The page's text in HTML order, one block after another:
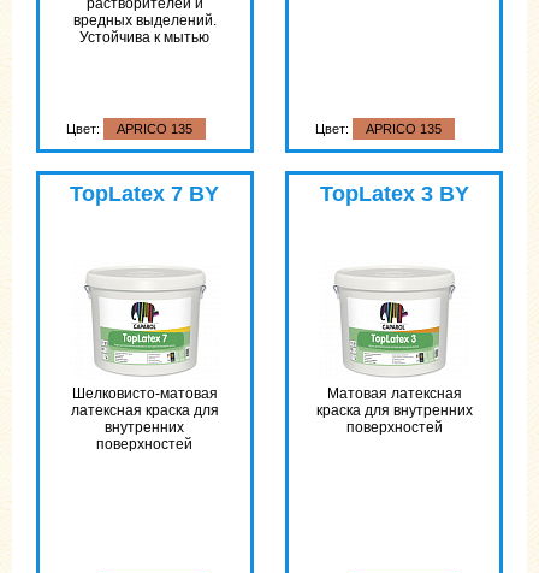
растворителей и
вредных выделений.
Устойчива к мытью
Цвет: APRICO 135 Цвет: APRICO 135
TopLatex 7 BY
Шелковисто-матовая
латексная краска для
внутренних
поверхностей
TopLatex 3 BY
Матовая латексная
краска для внутренних
поверхностей